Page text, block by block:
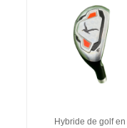
Hybride de golf en